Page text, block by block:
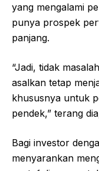
yang mengalami
punya prospek
panjang.
“Jadi, tidak
asalkan tetap
khususnya untuk
pendek,” terang
Bagi investor
menyarankan